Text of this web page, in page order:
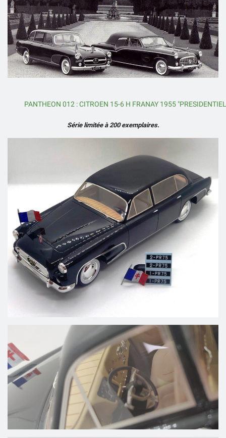
PANTHEON 012 : CITROEN 15-6 H FRANAY 1955
Série limitée à 200 exemplaires.